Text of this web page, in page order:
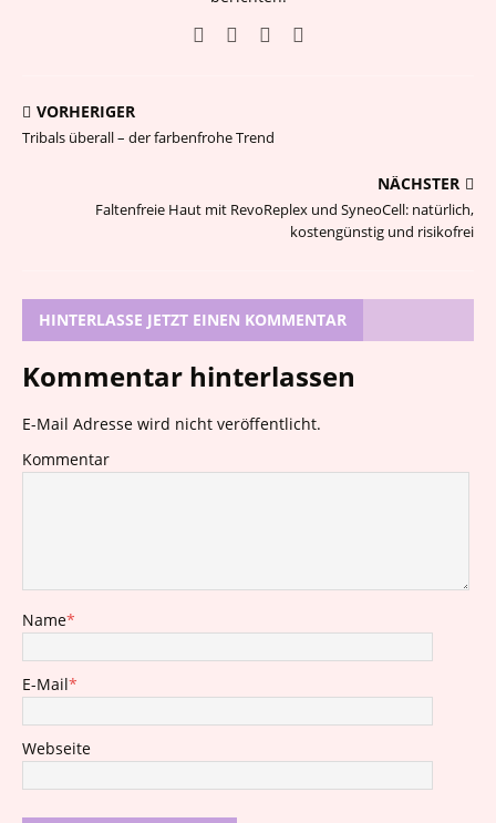
VORHERIGER
Tribals überall – der farbenfrohe Trend
NÄCHSTER
Faltenfreie Haut mit RevoReplex und SyneoCell: natürlich,
kostengünstig und risikofrei
HINTERLASSE JETZT EINEN KOMMENTAR
Kommentar hinterlassen
E-Mail Adresse wird nicht veröffentlicht.
Kommentar
Name*
E-Mail*
Webseite